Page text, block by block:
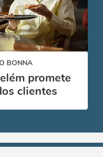
BONNA
promete
clientes